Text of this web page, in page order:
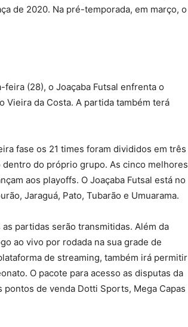
de 2020. Na pré-temporada, em março, o
(28), o Joaçaba Futsal enfrenta o
Vieira da Costa. A partida também terá
fase os 21 times foram divididos em três
do próprio grupo. As cinco melhores
aos playoffs. O Joaçaba Futsal está no
Jaraguá, Pato, Tubarão e Umuarama.
partidas serão transmitidas. Além da
ao vivo por rodada na sua grade de
de streaming, também irá permitir
O pacote para acesso as disputas da
de venda Dotti Sports, Mega Capas